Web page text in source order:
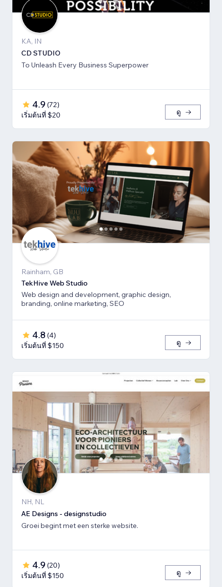
KA, IN
CD STUDIO
To Unleash Every Business Superpower
4.9 (72)
เริ่มต้นที่ $20
ดู
Rainham, GB
TekHive Web Studio
Web design and development, graphic design,
branding, online marketing, SEO
4.8 (4)
เริ่มต้นที่ $150
ดู
NH, NL
AE Designs - designstudio
Groei begint met een sterke website.
4.9 (20)
เริ่มต้นที่ $150
ดู